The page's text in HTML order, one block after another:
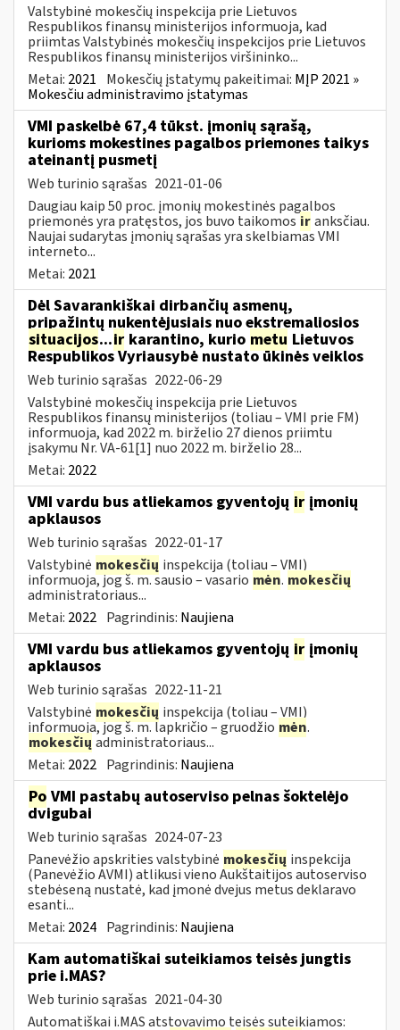
Valstybinė mokesčių inspekcija prie Lietuvos
Respublikos finansų ministerijos informuoja, kad
priimtas Valstybinės mokesčių inspekcijos prie Lietuvos
Respublikos finansų ministerijos viršininko...
Metai: 2021 Mokesčių įstatymų pakeitimai: MĮP 2021 »
Mokesčiu administravimo įstatymas
VMI paskelbė 67,4 tūkst. įmonių sąrašą,
kurioms mokestines pagalbos priemones taikys
ateinantį pusmetį
Web turinio sąrašas 2021-01-06
Daugiau kaip 50 proc. įmonių mokestinės pagalbos
priemonės yra pratęstos, jos buvo taikomos iranksčiau.
Naujai sudarytas įmonių sąrašas yra skelbiamas VMI
interneto...
Metai: 2021
Dėl Savarankiškai dirbančių asmenų,
pripažintų nukentėjusiais nuo ekstremaliosios
situacijos...ir karantino, kurio metu Lietuvos
Respublikos Vyriausybė nustato ūkinės veiklos
Web turinio sąrašas 2022-06-29
Valstybinė mokesčių inspekcija prie Lietuvos
Respublikos finansų ministerijos (toliau – VMI prie FM)
informuoja, kad 2022 m. birželio 27 dienos priimtu
įsakymu Nr. VA-61[1] nuo 2022 m. birželio 28...
Metai: 2022
VMI vardu bus atliekamos gyventojų ir įmonių
apklausos
Web turinio sąrašas 2022-01-17
Valstybinė mokesčių inspekcija (toliau – VMI)
informuoja, jog š. m. sausio – vasario mėn. mokesčių
administratoriaus...
Metai: 2022 Pagrindinis: Naujiena
VMI vardu bus atliekamos gyventojų ir įmonių
apklausos
Web turinio sąrašas 2022-11-21
Valstybinė mokesčių inspekcija (toliau – VMI)
informuoja, jog š. m. lapkričio – gruodžio mėn.
mokesčių administratoriaus...
Metai: 2022 Pagrindinis: Naujiena
Po VMI pastabų autoserviso pelnas šoktelėjo
dvigubai
Web turinio sąrašas 2024-07-23
Panevėžio apskrities valstybinė mokesčių inspekcija
(Panevėžio AVMI) atlikusi vieno Aukštaitijos autoserviso
stebėseną nustatė, kad įmonė dvejus metus deklaravo
esanti...
Metai: 2024 Pagrindinis: Naujiena
Kam automatiškai suteikiamos teisės jungtis
prie i.MAS?
Web turinio sąrašas 2021-04-30
Automatiškai i.MAS atstovavimo teisės suteikiamos: